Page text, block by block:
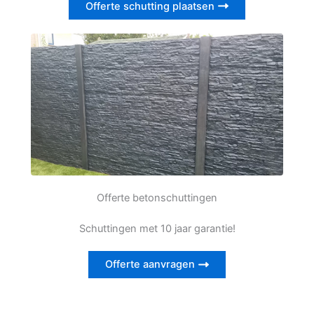
Offerte schutting plaatsen
Offerte betonschuttingen
Schuttingen met 10 jaar garantie!
Offerte aanvragen